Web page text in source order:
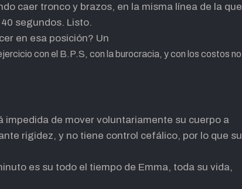
caer tronco y brazos, en la misma línea de la que
segundos. Listo.
en esa posición? Un
con el B.P.S, con la burocracia, y con los costos no
de mover voluntariamente su cuerpo a
rigidez, y no tiene control cefálico, por lo que su
es su todo el tiempo de Emma, toda su vida,